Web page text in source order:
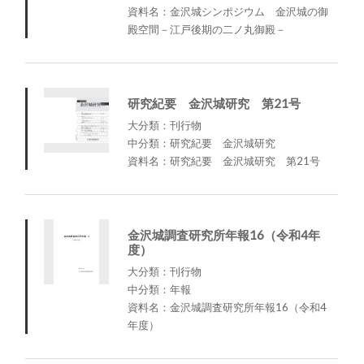
資料名：金沢城シンポジウム 金沢城の御
殿空間－江戸後期の二ノ丸御殿－
研究紀要 金沢城研究 第21号
大分類：刊行物
中分類：研究紀要 金沢城研究
資料名：研究紀要 金沢城研究 第21号
金沢城調査研究所年報16（令和4年
度）
大分類：刊行物
中分類：年報
資料名：金沢城調査研究所年報16（令和4
年度）